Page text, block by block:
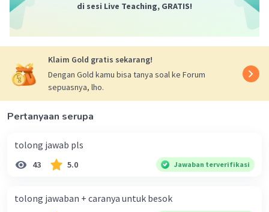
di sesi Live Teaching, GRATIS!
Klaim Gold gratis sekarang!
Dengan Gold kamu bisa tanya soal ke Forum
sepuasnya, lho.
Pertanyaan serupa
tolong jawab pls
43 5.0 Jawaban terverifikasi
tolong jawaban + caranya untuk besok